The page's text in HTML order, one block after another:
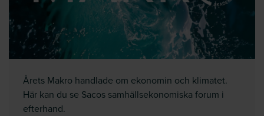
Årets Makro handlade om ekonomin och klimatet.
Här kan du se Sacos samhällsekonomiska forum i
efterhand.